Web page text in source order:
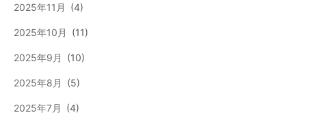
2025年11月 (4)
2025年10月 (11)
2025年9月 (10)
2025年8月 (5)
2025年7月 (4)